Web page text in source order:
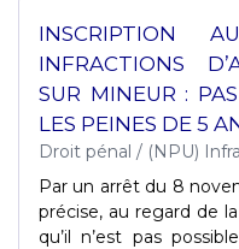
INSCRIPTION
INFRACTIONS
SUR MINEUR :
LES PEINES DE 5
Droit pénal / (NPU)
Par un arrêt du 8
précise, au regard de
qu’il n’est pas